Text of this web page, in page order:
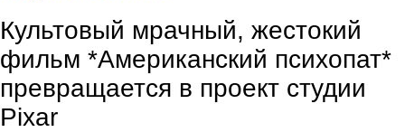
Культовый мрачный, жестокий
фильм *Американский психопат*
превращается в проект студии
Pixar